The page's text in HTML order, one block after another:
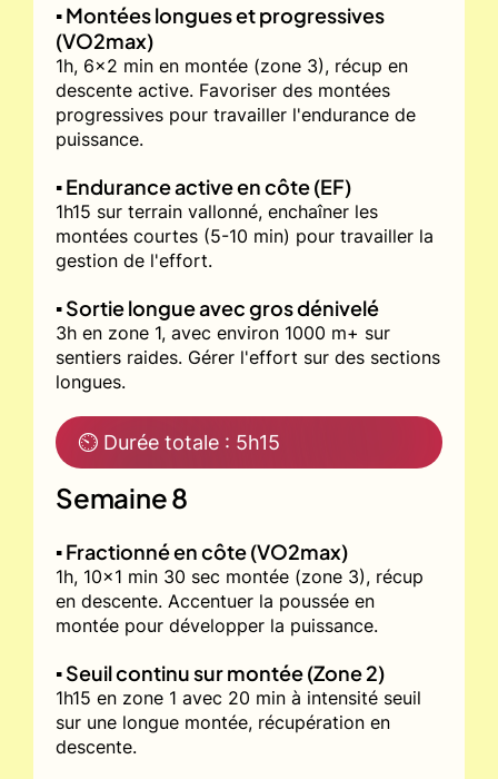
▪️ Montées longues et progressives
(VO2max)
1h, 6x2 min en montée (zone 3), récup en
descente active. Favoriser des montées
progressives pour travailler l'endurance de
puissance.
▪️ Endurance active en côte (EF)
1h15 sur terrain vallonné, enchaîner les
montées courtes (5-10 min) pour travailler la
gestion de l'effort.
▪️ Sortie longue avec gros dénivelé
3h en zone 1, avec environ 1000 m+ sur
sentiers raides. Gérer l'effort sur des sections
longues.
⏲ Durée totale : 5h15
Semaine 8
▪️ Fractionné en côte (VO2max)
1h, 10x1 min 30 sec montée (zone 3), récup
en descente. Accentuer la poussée en
montée pour développer la puissance.
▪️ Seuil continu sur montée (Zone 2)
1h15 en zone 1 avec 20 min à intensité seuil
sur une longue montée, récupération en
descente.